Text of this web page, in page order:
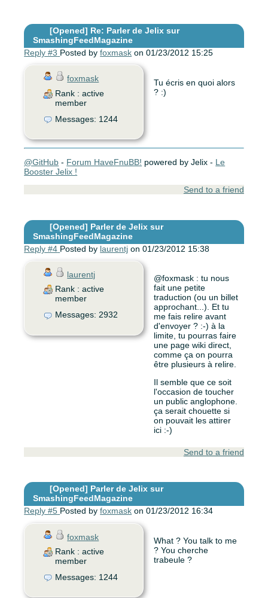
[Opened] Re: Parler de Jelix sur
SmashingFeedMagazine
Reply #3 Posted byfoxmask on 01/23/2012 15:25
foxmask
Rank : active
member
Messages: 1244
Tu écris en quoi alors
? :)
@GitHub - Forum HaveFnuBB! powered by Jelix - Le
Booster Jelix !
Send to a friend
[Opened] Parler de Jelix sur
SmashingFeedMagazine
Reply #4 Posted by laurentj on 01/23/2012 15:38
laurentj
Rank : active
member
Messages: 2932
@foxmask : tu nous
fait une petite
traduction (ou un billet
approchant...). Et tu
me fais relire avant
d'envoyer ? :-) à la
limite, tu pourras faire
une page wiki direct,
comme ça on pourra
être plusieurs à relire.
Il semble que ce soit
l'occasion de toucher
un public anglophone.
ça serait chouette si
on pouvait les attirer
ici :-)
Send to a friend
[Opened] Parler de Jelix sur
SmashingFeedMagazine
Reply #5 Posted byfoxmask on 01/23/2012 16:34
foxmask
Rank : active
member
Messages: 1244
What ? You talk to me
? You cherche
trabeule ?